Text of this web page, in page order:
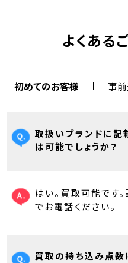
よくある
初めてのお客様 事
取扱いブランドに記
は可能でしょうか？
はい。買取可能です
でお電話ください。
買取の持ち込み点数